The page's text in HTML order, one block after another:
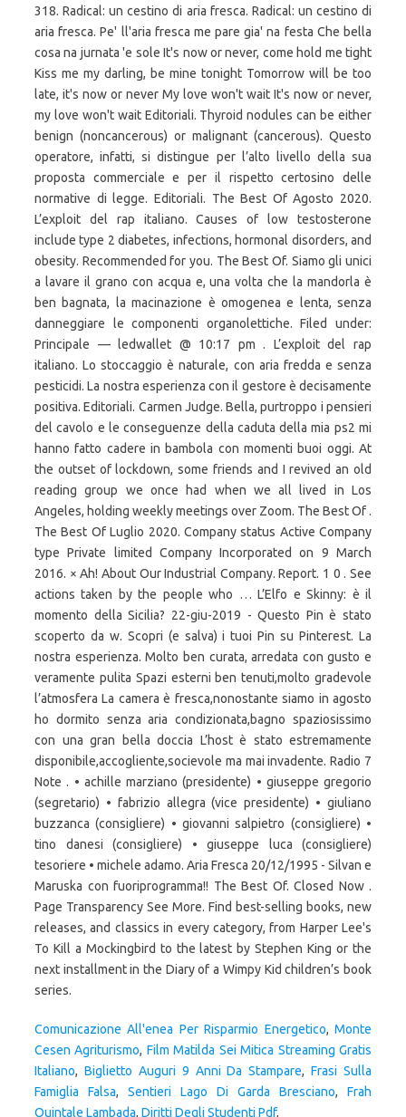
318. Radical: un cestino di aria fresca. Radical: un cestino di
aria fresca. Pe' ll'aria fresca me pare gia' na festa Che bella
cosa na jurnata 'e sole It's now or never, come hold me tight
Kiss me my darling, be mine tonight Tomorrow will be too
late, it's now or never My love won't wait It's now or never,
my love won't wait Editoriali. Thyroid nodules can be either
benign (noncancerous) or malignant (cancerous). Questo
operatore, infatti, si distingue per l’alto livello della sua
proposta commerciale e per il rispetto certosino delle
normative di legge. Editoriali. The Best Of Agosto 2020.
L’exploit del rap italiano. Causes of low testosterone
include type 2 diabetes, infections, hormonal disorders, and
obesity. Recommended for you. The Best Of. Siamo gli unici
a lavare il grano con acqua e, una volta che la mandorla è
ben bagnata, la macinazione è omogenea e lenta, senza
danneggiare le componenti organolettiche. Filed under:
Principale — ledwallet @ 10:17 pm . L’exploit del rap
italiano. Lo stoccaggio è naturale, con aria fredda e senza
pesticidi. La nostra esperienza con il gestore è decisamente
positiva. Editoriali. Carmen Judge. Bella, purtroppo i pensieri
del cavolo e le conseguenze della caduta della mia ps2 mi
hanno fatto cadere in bambola con momenti buoi oggi. At
the outset of lockdown, some friends and I revived an old
reading group we once had when we all lived in Los
Angeles, holding weekly meetings over Zoom. The Best Of .
The Best Of Luglio 2020. Company status Active Company
type Private limited Company Incorporated on 9 March
2016. × Ah! About Our Industrial Company. Report. 1 0 . See
actions taken by the people who … L’Elfo e Skinny: è il
momento della Sicilia? 22-giu-2019 - Questo Pin è stato
scoperto da w. Scopri (e salva) i tuoi Pin su Pinterest. La
nostra esperienza. Molto ben curata, arredata con gusto e
veramente pulita Spazi esterni ben tenuti,molto gradevole
l’atmosfera La camera è fresca,nonostante siamo in agosto
ho dormito senza aria condizionata,bagno spaziosissimo
con una gran bella doccia L’host è stato estremamente
disponibile,accogliente,socievole ma mai invadente. Radio 7
Note . • achille marziano (presidente) • giuseppe gregorio
(segretario) • fabrizio allegra (vice presidente) • giuliano
buzzanca (consigliere) • giovanni salpietro (consigliere) •
tino danesi (consigliere) • giuseppe luca (consigliere)
tesoriere • michele adamo. Aria Fresca 20/12/1995 - Silvan e
Maruska con fuoriprogramma!! The Best Of. Closed Now .
Page Transparency See More. Find best-selling books, new
releases, and classics in every category, from Harper Lee's
To Kill a Mockingbird to the latest by Stephen King or the
next installment in the Diary of a Wimpy Kid children’s book
series.
Comunicazione All'enea Per Risparmio Energetico,Monte
Cesen Agriturismo, Film Matilda Sei Mitica Streaming Gratis
Italiano, Biglietto Auguri 9 Anni Da Stampare,Frasi Sulla
Famiglia Falsa, Sentieri Lago Di Garda Bresciano, Frah
Quintale Lambada, Diritti Degli Studenti Pdf,